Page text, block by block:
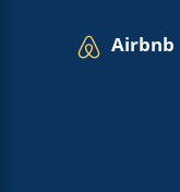
Airbnb